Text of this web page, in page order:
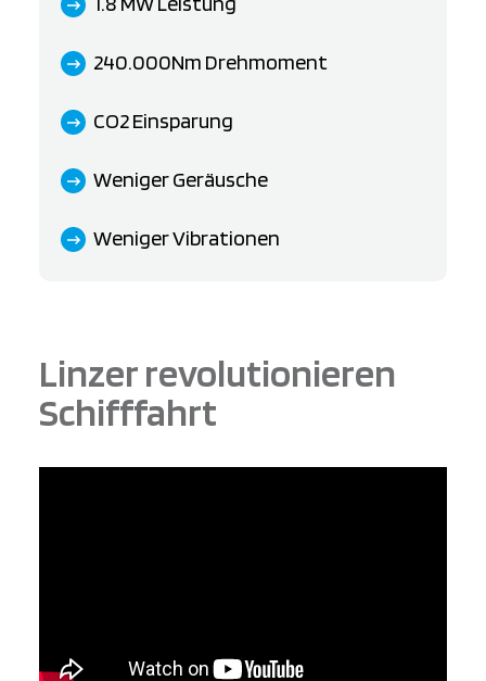
240.000Nm Drehmoment
CO2 Einsparung
Weniger Geräusche
Weniger Vibrationen
Linzer revolutionieren
Schifffahrt